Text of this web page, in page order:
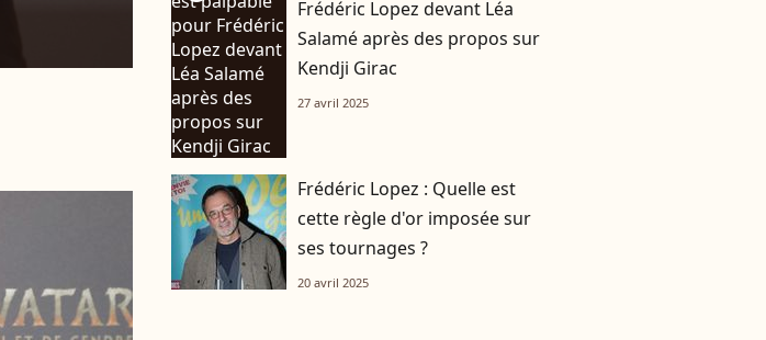
Frédéric Lopez devant Léa
Salamé après des propos sur
Kendji Girac
27 avril 2025
Frédéric Lopez : Quelle est
cette règle d'or imposée sur
ses tournages ?
20 avril 2025